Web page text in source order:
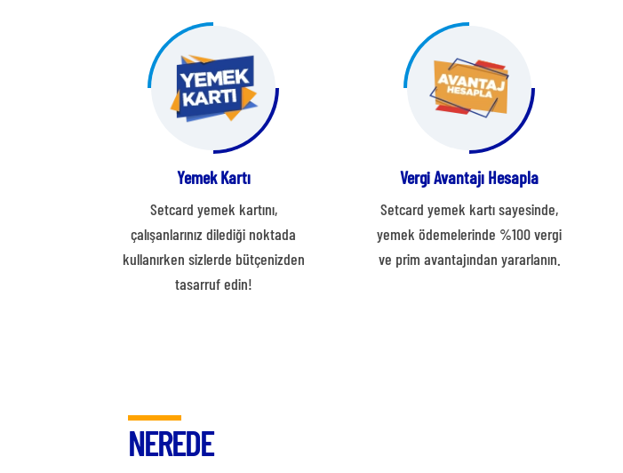
Yemek Kartı
Setcard yemek kartını,
çalışanlarınız dilediği noktada
kullanırken sizlerde bütçenizden
tasarruf edin!
Vergi Avantajı Hesapla
Setcard yemek kartı sayesinde,
yemek ödemelerinde %100 vergi
ve prim avantajından yararlanın.
NEREDE